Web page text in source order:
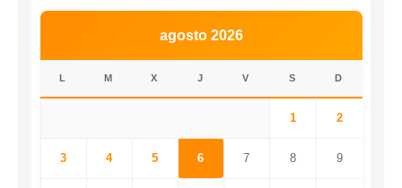
agosto 2026
L M X J V S D
1 2
3 4 5 6 7 8 9